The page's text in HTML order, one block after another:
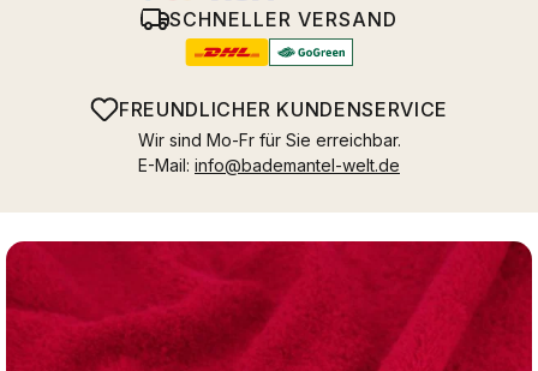
SCHNELLER VERSAND
FREUNDLICHER KUNDENSERVICE
Wir sind Mo-Fr für Sie erreichbar.
E-Mail: info@bademantel-welt.de